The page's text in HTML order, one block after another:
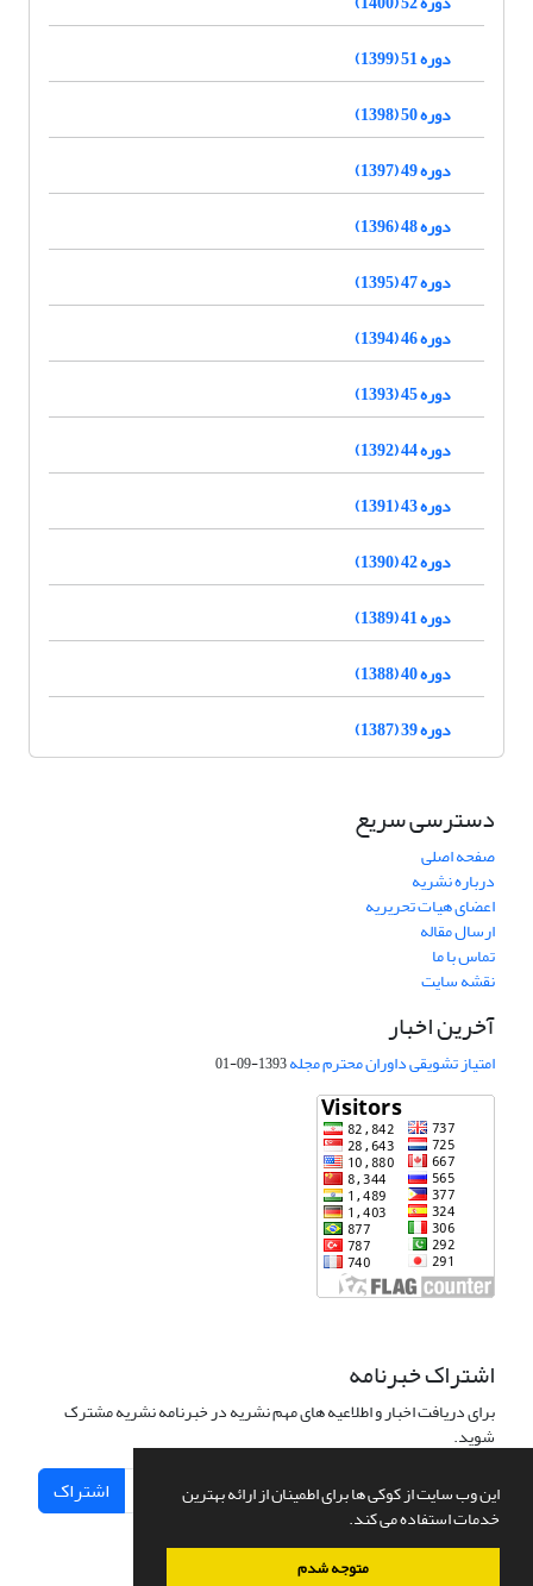
این وب سایت از کوکی ها برای اطمینان از ارائه بهترین
خدمات استفاده می کند.
متوجه شدم
دوره 51 (1399)
دوره 50 (1398)
دوره 49 (1397)
دوره 48 (1396)
دوره 47 (1395)
دوره 46 (1394)
دوره 45 (1393)
دوره 44 (1392)
دوره 43 (1391)
دوره 42 (1390)
دوره 41 (1389)
دوره 40 (1388)
دوره 39 (1387)
دسترسی سریع
صفحه اصلی
درباره نشریه
اعضای هیات تحریریه
ارسال مقاله
تماس با ما
نقشه سایت
آخرین اخبار
امتیاز تشویقی داوران محترم مجله1393-09-01
اشتراک خبرنامه
برای دریافت اخبار و اطلاعیه های مهم نشریه در خبرنامه نشریه مشترک
شوید.
اشتراک